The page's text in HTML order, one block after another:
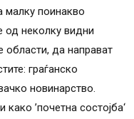
малку поинакво
од неколку видни
области, да направат
граѓанско
новинарство.
’почетна состојба‘